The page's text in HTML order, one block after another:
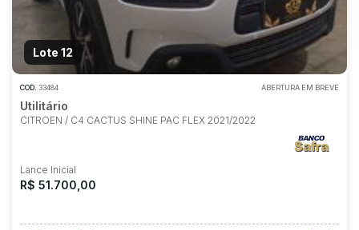
Lote 12
COD. 33484 ABERTURA EM BREVE
Utilitário
CITROEN / C4 CACTUS SHINE PAC FLEX 2021/2022
Lance Inicial
R$ 51.700,00